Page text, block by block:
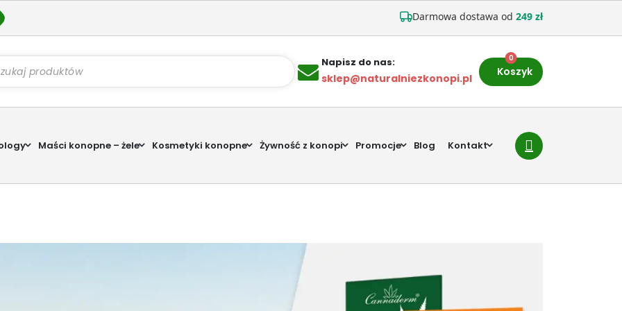
Darmowa dostawa od 249 zł
Napisz do nas:
sklep@naturalniezkonopi.pl
Koszyk
0
Maści konopne – żele Kosmetyki konopne Żywność z konopi Promocje Blog Kontakt